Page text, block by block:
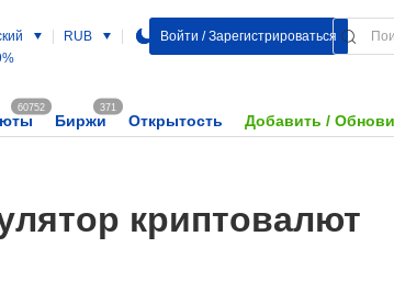
RUB Войти / Зарегистрироваться
60752
Биржи
371
Открытость Добавить /
криптовалют